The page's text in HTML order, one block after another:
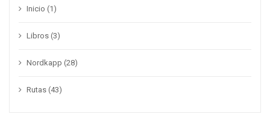
Inicio (1)
Libros (3)
Nordkapp (28)
Rutas (43)